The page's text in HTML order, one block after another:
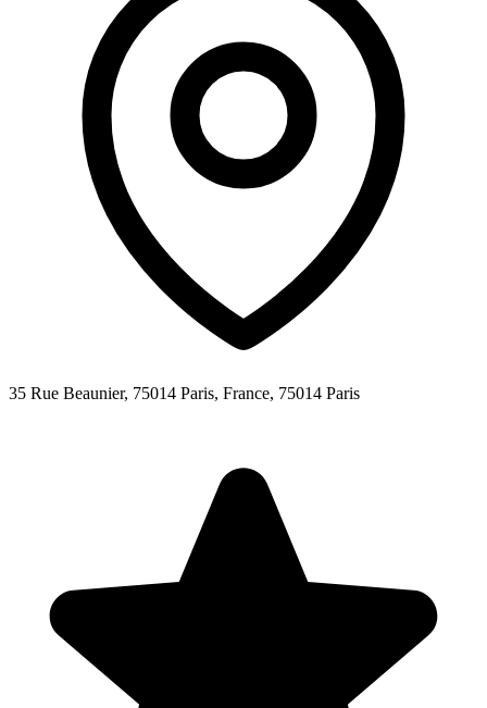
35 Rue Beaunier, 75014 Paris, France, 75014 Paris